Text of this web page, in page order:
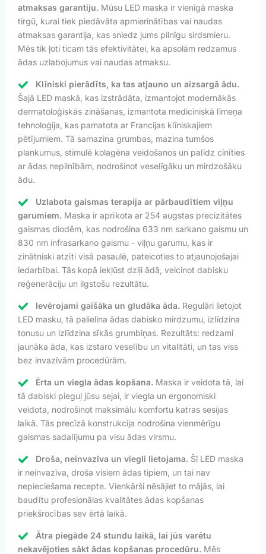
atmaksas garantiju. Mūsu LED maska ir vienīgā maska
tirgū, kurai tiek piedāvāta apmierinātības vai naudas
atmaksas garantija, kas sniedz jums pilnīgu sirdsmieru.
Mēs tik ļoti ticam tās efektivitātei, ka apsolām redzamus
ādas uzlabojumus vai naudas atmaksu.
Klīniski pierādīts, ka tas atjauno un aizsargā ādu.
Šajā LED maskā, kas izstrādāta, izmantojot modernākās
dermatoloģiskās zināšanas, izmantota medicīniskā līmeņa
tehnoloģija, kas pamatota ar Francijas klīniskajiem
pētījumiem. Tā samazina grumbas, mazina tumšos
plankumus, stimulē kolagēna veidošanos un palīdz cīnīties
ar ādas nepilnībām, nodrošinot veselīgāku un mirdzošāku
ādu.
Uzlabota gaismas terapija ar pārbaudītiem viļņu
garumiem. Maska ir aprīkota ar 254 augstas precizitātes
gaismas diodēm, kas nodrošina 633 nm sarkano gaismu un
830 nm infrasarkano gaismu - viļņu garumu, kas ir
zinātniski atzīti visā pasaulē, pateicoties to atjaunojošajai
iedarbībai. Tās kopā iekļūst dziļi ādā, veicinot dabisku
reģenerāciju un ilgstošu rezultātu.
Ievērojami gaišāka un gludāka āda. Regulāri lietojot
LED masku, tā palielina ādas dabisko mirdzumu, izlīdzina
tonusu un izlīdzina sīkās grumbiņas. Rezultāts: redzami
jaunāka āda, kas izstaro veselību un vitalitāti, un tas viss
bez invazīvām procedūrām.
Ērta un viegla ādas kopšana. Maska ir veidota tā, lai
tā dabiski pieguļ jūsu sejai, ir viegla un ergonomiski
veidota, nodrošinot maksimālu komfortu katras sesijas
laikā. Tās precīzā konstrukcija nodrošina vienmērīgu
gaismas sadalījumu pa visu ādas virsmu.
Droša, neinvazīva un viegli lietojama. Šī LED maska
ir neinvazīva, droša visiem ādas tipiem, un tai nav
nepieciešama recepte. Vienkārši nēsājiet to mājās, lai
baudītu profesionālas kvalitātes ādas kopšanas
priekšrocības sev ērtā laikā.
Ātra piegāde 24 stundu laikā, lai jūs varētu
nekavējoties sākt ādas kopšanas procedūru. Mēs